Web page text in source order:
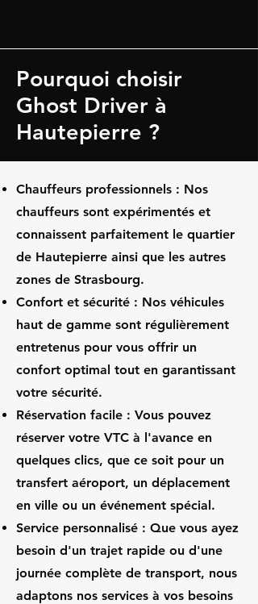
Pourquoi choisir
Ghost Driver à
Hautepierre ?
Chauffeurs professionnels : Nos
chauffeurs sont expérimentés et
connaissent parfaitement le quartier
de Hautepierre ainsi que les autres
zones de Strasbourg.
Confort et sécurité : Nos véhicules
haut de gamme sont régulièrement
entretenus pour vous offrir un
confort optimal tout en garantissant
votre sécurité.
Réservation facile : Vous pouvez
réserver votre VTC à l'avance en
quelques clics, que ce soit pour un
transfert aéroport, un déplacement
en ville ou un événement spécial.
Service personnalisé : Que vous ayez
besoin d'un trajet rapide ou d'une
journée complète de transport, nous
adaptons nos services à vos besoins